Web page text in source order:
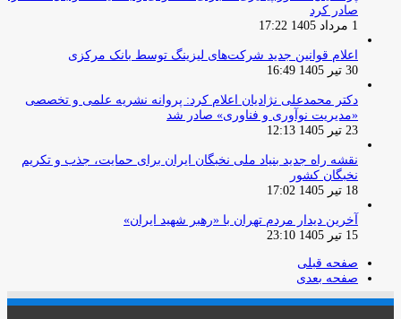
صادر کرد
1 مرداد 1405 17:22
اعلام قوانین جدید شرکت‌های لیزینگ توسط بانک مرکزی
30 تیر 1405 16:49
دکتر محمدعلی نژادیان اعلام کرد: پروانه نشریه علمی و تخصصی
«مدیریت نوآوری و فناوری» صادر شد
23 تیر 1405 12:13
نقشه راه جدید بنیاد ملی نخبگان ایران برای حمایت، جذب و تکریم
نخبگان کشور
18 تیر 1405 17:02
آخرین دیدار مردم تهران با «رهبر شهید ایران»
15 تیر 1405 23:10
صفحه قبلی
صفحه بعدی